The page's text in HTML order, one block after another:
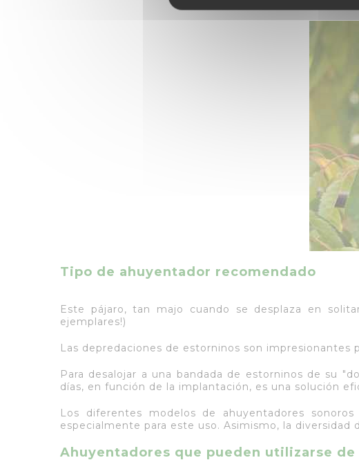
Tipo de ahuyentador recomendado
Este pájaro, tan majo cuando se desplaza en
ejemplares!)
Las depredaciones de estorninos son impresionantes
Para desalojar a una bandada de estorninos de su
días, en función de la implantación, es una solución
Los diferentes modelos de ahuyentadores sonoros
especialmente para este uso. Asimismo, la
Ahuyentadores que pueden utilizarse